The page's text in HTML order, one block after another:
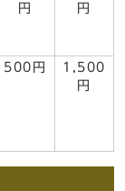
円
円
500円
1,500
円